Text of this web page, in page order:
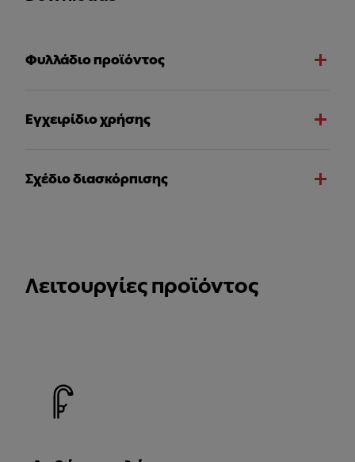
Φυλλάδιο προϊόντος
Εγχειρίδιο χρήσης
Σχέδιο διασκόρπισης
Λειτουργίες προϊόντος